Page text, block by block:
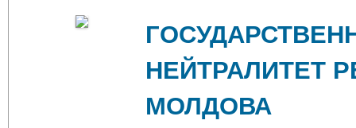
НЕЙТРАЛИТЕТ
МОЛДОВА